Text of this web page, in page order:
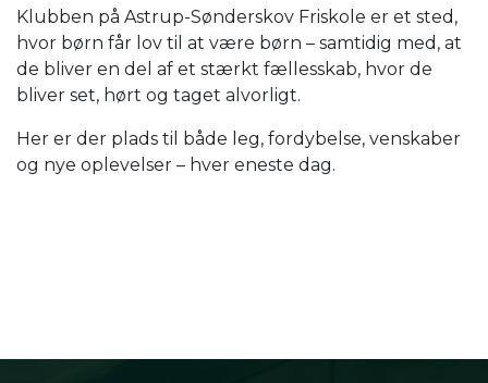
Klubben på Astrup-Sønderskov Friskole er et sted,
hvor børn får lov til at være børn – samtidig med, at
de bliver en del af et stærkt fællesskab, hvor de
bliver set, hørt og taget alvorligt.
Her er der plads til både leg, fordybelse, venskaber
og nye oplevelser – hver eneste dag.